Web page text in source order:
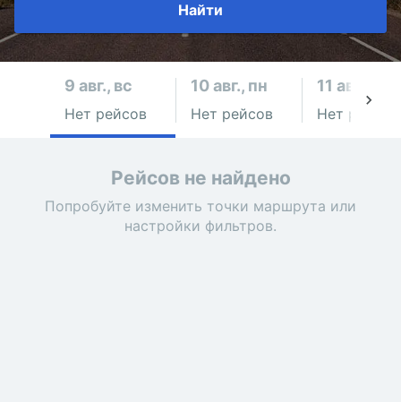
Найти
9 авг., вс
Нет рейсов
10 авг., пн
Нет рейсов
11 авг., вт
Нет рейсов
Рейсов не найдено
Попробуйте изменить точки маршрута или
настройки фильтров.